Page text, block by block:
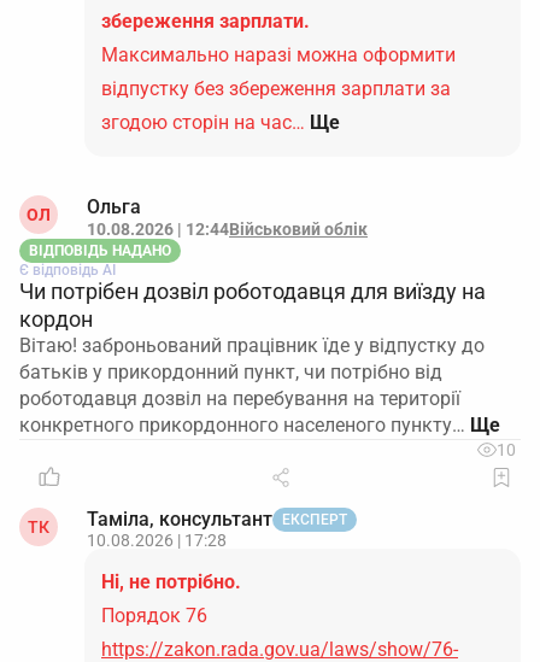
збереження зарплати.
Максимально наразі можна оформити
відпустку без збереження зарплати за
згодою сторін на час… Ще
ОЛ Ольга
10.08.2026 | 12:44Військовий облік
ВІДПОВІДЬ НАДАНО
Є відповідь АІ
Чи потрібен дозвіл роботодавця для виїзду на
кордон
Вітаю! заброньований працівник їде у відпустку до
батьків у прикордонний пункт, чи потрібно від
роботодавця дозвіл на перебування на території
конкретного прикордонного населеного пункту…
10
ТК Таміла, консультант ЕКСПЕРТ
10.08.2026 | 17:28
Ні, не потрібно.
Порядок 76
https://zakon.rada.gov.ua/laws/show/76-